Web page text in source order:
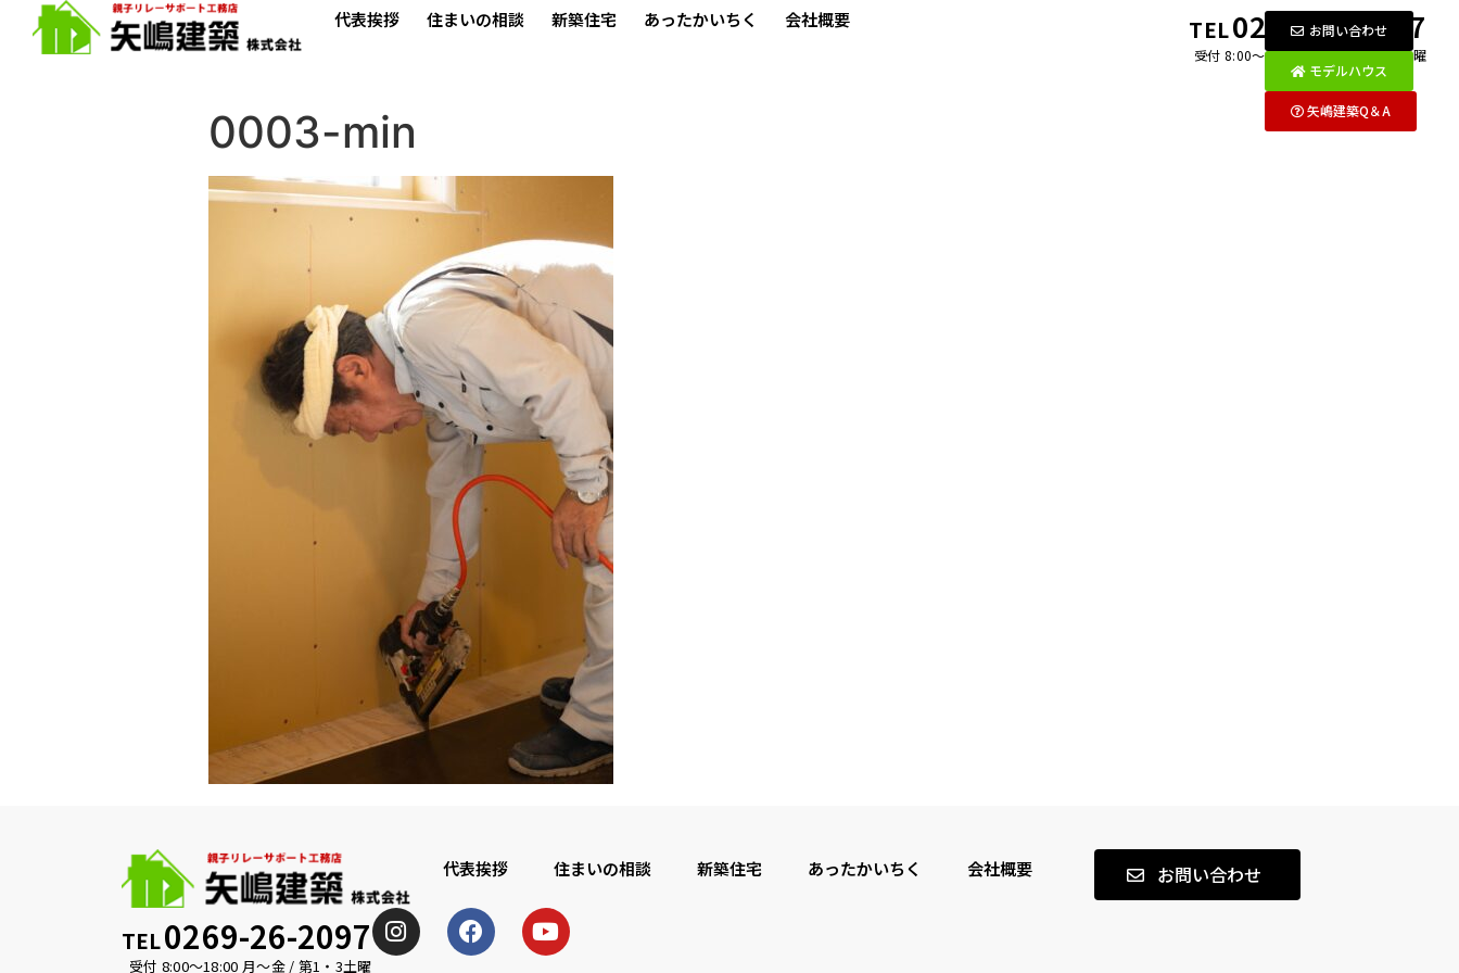
代表挨拶 住まいの相談 新築住宅 あったかいちく 会社概要 TEL0269-26-2097
受付 8:00〜18:00 月〜金 / 第1・3土曜
0003-min
代表挨拶 住まいの相談 新築住宅 あったかいちく 会社概要 お問い合わせ
TEL0269-26-2097
受付 8:00〜18:00 月〜金 / 第1・3土曜
お問い合わせ
モデルハウス
矢嶋建築Q＆A